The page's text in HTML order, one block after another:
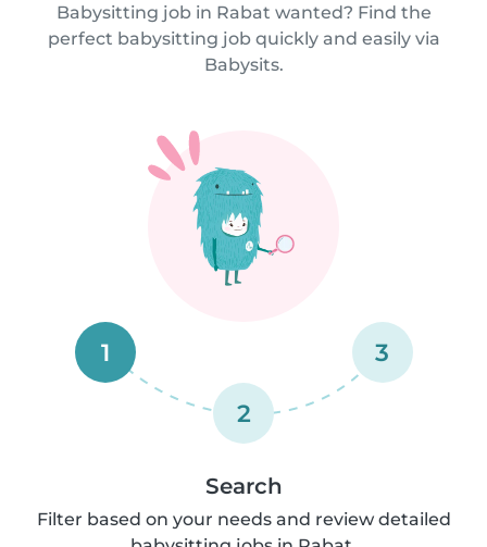
Babysitting job in Rabat wanted? Find the
perfect babysitting job quickly and easily via
Babysits.
1
2
3
Search
Filter based on your needs and review detailed